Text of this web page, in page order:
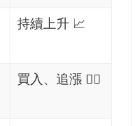
持續上升 📈
買入、追漲 🏃‍♀️